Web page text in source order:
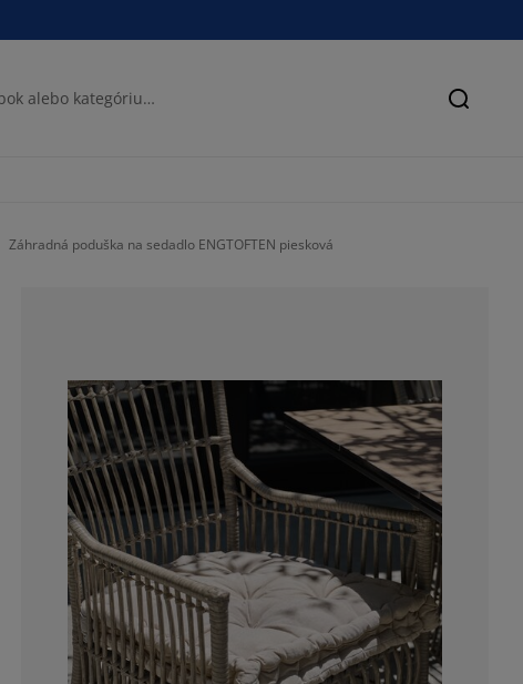
Hľadať
Záhradná poduška na sedadlo ENGTOFTEN piesková
62.5%
12.5%